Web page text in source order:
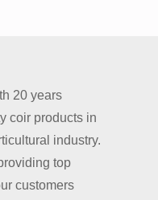
20 years
coir products in
industry.
top
customers